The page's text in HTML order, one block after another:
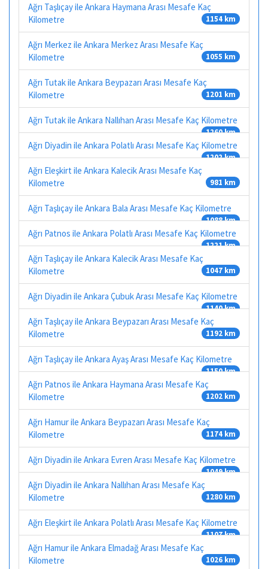
Ağrı Taşlıçay ile Ankara Haymana Arası Mesafe Kaç
Kilometre
1154 km
Ağrı Merkez ile Ankara Merkez Arası Mesafe Kaç
Kilometre
1055 km
Ağrı Tutak ile Ankara Beypazarı Arası Mesafe Kaç
Kilometre
1201 km
Ağrı Tutak ile Ankara Nallıhan Arası Mesafe Kaç Kilometre
1260 km
Ağrı Diyadin ile Ankara Polatlı Arası Mesafe Kaç Kilometre
1202 km
Ağrı Eleşkirt ile Ankara Kalecik Arası Mesafe Kaç
Kilometre
981 km
Ağrı Taşlıçay ile Ankara Bala Arası Mesafe Kaç Kilometre
1088 km
Ağrı Patnos ile Ankara Polatlı Arası Mesafe Kaç Kilometre
1221 km
Ağrı Taşlıçay ile Ankara Kalecik Arası Mesafe Kaç
Kilometre
1047 km
Ağrı Diyadin ile Ankara Çubuk Arası Mesafe Kaç Kilometre
1140 km
Ağrı Taşlıçay ile Ankara Beypazarı Arası Mesafe Kaç
Kilometre
1192 km
Ağrı Taşlıçay ile Ankara Ayaş Arası Mesafe Kaç Kilometre
1150 km
Ağrı Patnos ile Ankara Haymana Arası Mesafe Kaç
Kilometre
1202 km
Ağrı Hamur ile Ankara Beypazarı Arası Mesafe Kaç
Kilometre
1174 km
Ağrı Diyadin ile Ankara Evren Arası Mesafe Kaç Kilometre
1049 km
Ağrı Diyadin ile Ankara Nallıhan Arası Mesafe Kaç
Kilometre
1280 km
Ağrı Eleşkirt ile Ankara Polatlı Arası Mesafe Kaç Kilometre
1107 km
Ağrı Hamur ile Ankara Elmadağ Arası Mesafe Kaç
Kilometre
1026 km